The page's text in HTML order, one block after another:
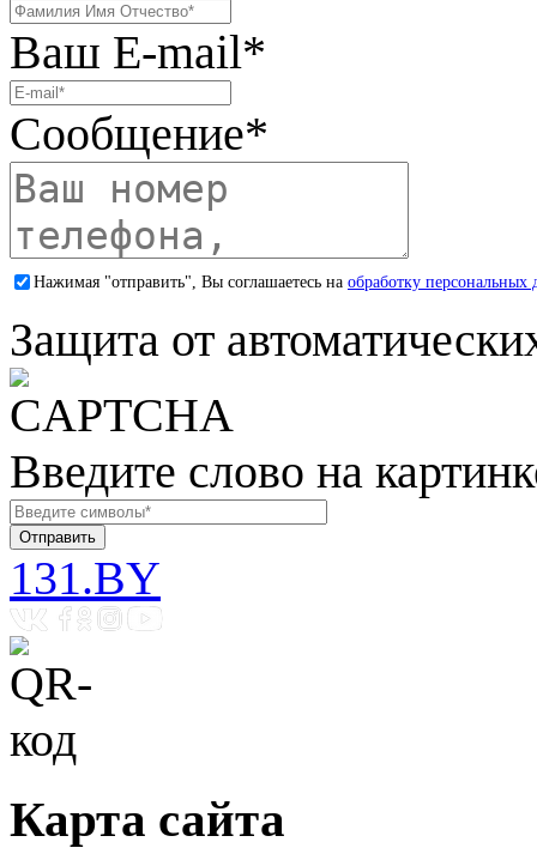
Ваш E-mail*
Сообщение*
Нажимая "отправить", Вы соглашаетесь на обработку персональных
Защита от
Введите слово на
131.BY
Карта сайта